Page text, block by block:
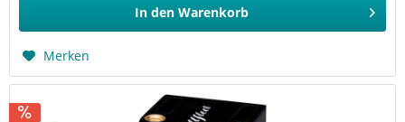
In den Warenkorb
Merken